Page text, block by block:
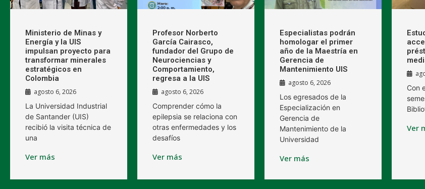
Ministerio de Minas y
Energía y la UIS
impulsan proyecto para
transformar minerales
estratégicos en
Colombia
agosto 6, 2026
La Universidad Industrial
de Santander (UIS)
recibió la visita técnica de
una
Ver más
Profesor Norberto
García Cairasco,
fundador del Grupo de
Neurociencias y
Comportamiento,
regresa a la UIS
agosto 6, 2026
Comprender cómo la
epilepsia se relaciona con
otras enfermedades y los
desafíos
Ver más
Especialistas podrán
homologar el primer
año de la Maestría en
Gerencia de
Mantenimiento UIS
agosto 6, 2026
Los egresados de la
Especialización en
Gerencia de
Mantenimiento de la
Universidad
Ver más
Con
Ver